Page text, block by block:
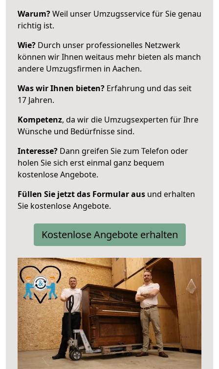
Warum?Weil unser Umzugsservice für Sie genau
richtig ist.
Wie? Durch unser professionelles Netzwerk
können wir Ihnen weitaus mehr bieten als manch
andere Umzugsfirmen in Aachen.
Was wir Ihnen bieten? Erfahrung und das seit
17 Jahren.
Kompetenz, da wir die Umzugsexperten für Ihre
Wünsche und Bedürfnisse sind.
Interesse? Dann greifen Sie zum Telefon oder
holen Sie sich erst einmal ganz bequem
kostenlose Angebote.
Füllen Sie jetzt das Formular aus und erhalten
Sie kostenlose Angebote.
Kostenlose Angebote erhalten